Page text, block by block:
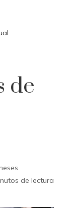
de
de lectura